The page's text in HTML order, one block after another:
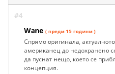
#4
Wane ( преди 15 години )
Спрямо оригинала,
американец до недохранено
да пуснат нещо, което се
концепция.